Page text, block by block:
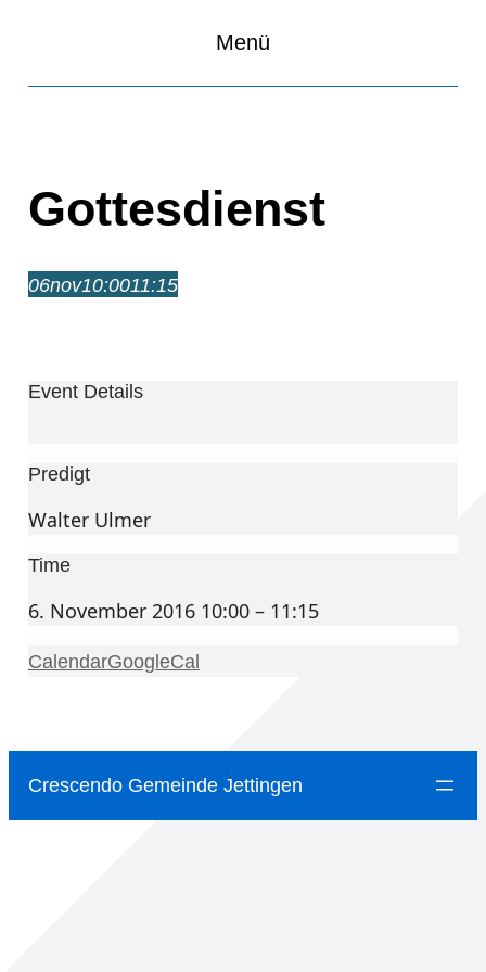
Menü
Gottesdienst
06nov10:0011:15
Event Details
Predigt
Walter Ulmer
Time
6. November 2016 10:00 – 11:15
CalendarGoogleCal
Crescendo Gemeinde Jettingen